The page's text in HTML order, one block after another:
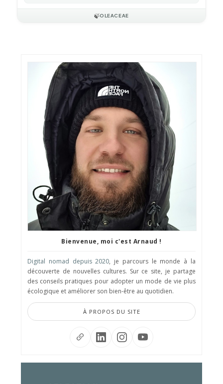
🍃OLEACEAE
Bienvenue, moi c'est Arnaud !
Digital nomad depuis 2020, je parcours le monde à la
découverte de nouvelles cultures. Sur ce site, je partage
des conseils pratiques pour adopter un mode de vie plus
écologique et améliorer son bien-être au quotidien.
À PROPOS DU SITE